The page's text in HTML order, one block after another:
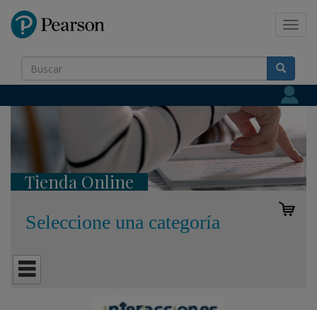
Tienda Online
Seleccione una categoría